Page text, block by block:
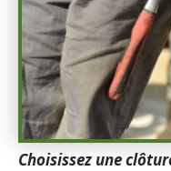
Choisissez une